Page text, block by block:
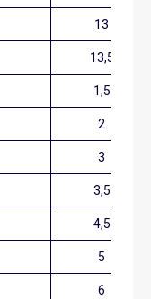
13
13,5
1,5
2
3
3,5
4,5
5
6